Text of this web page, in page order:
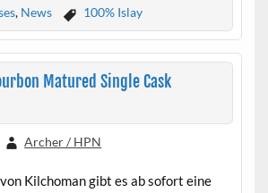
, News 100% Islay
Matured Single Cask
Archer / HPN
Kilchoman gibt es ab sofort eine